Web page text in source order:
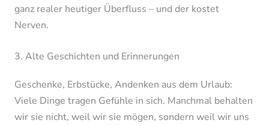
ganz realer heutiger Überfluss – und der kostet
Nerven.
3. Alte Geschichten und Erinnerungen
Geschenke, Erbstücke, Andenken aus dem Urlaub:
Viele Dinge tragen Gefühle in sich. Manchmal behalten
wir sie nicht, weil wir sie mögen, sondern weil wir uns